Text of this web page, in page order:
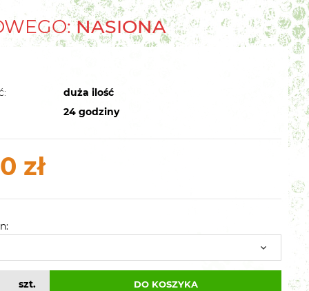
NASIONA
duża ilość
24 godziny
zł
szt. DO KOSZYKA